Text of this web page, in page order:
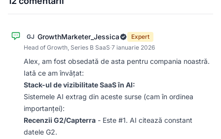
GJ GrowthMarketer_Jessica
Expert
Head of Growth, Series B SaaS·7 ianuarie 2026
Alex, am fost obsedată de asta pentru compania noastră.
Iată ce am învățat:
Stack-ul de vizibilitate SaaS în AI:
Sistemele AI extrag din aceste surse (cam în ordinea
importanței):
Recenzii G2/Capterra - Este #1. AI citează constant
datele G2.